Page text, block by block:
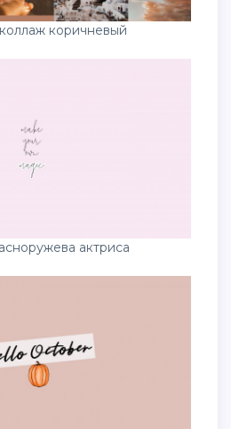
коричневый
актриса